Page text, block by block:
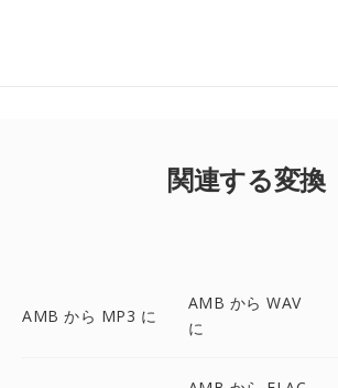
関連する変換
AMB から MP3 に
AMB から WAV
に